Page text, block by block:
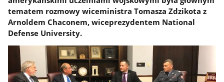
tematem rozmowy wiceministra Tomasza Zdzikota z
Arnoldem Chaconem, wiceprezydentem National
Defense University.